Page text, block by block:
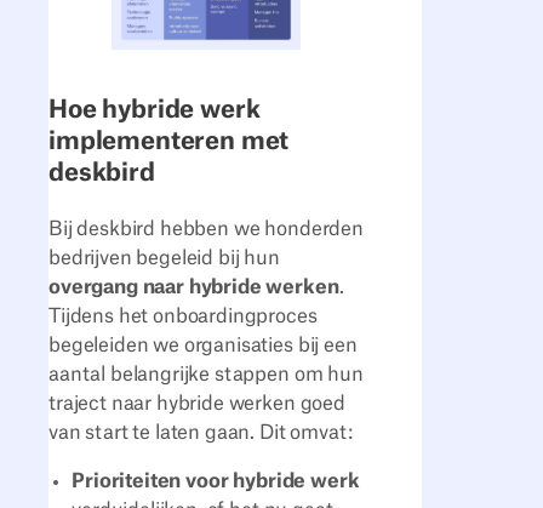
Hoe hybride werk
implementeren met
deskbird
Bij deskbird hebben we honderden
bedrijven begeleid bij hun
overgang naar hybride werken.
Tijdens het onboardingproces
begeleiden we organisaties bij een
aantal belangrijke stappen om hun
traject naar hybride werken goed
van start te laten gaan. Dit omvat:
Prioriteiten voor hybride werk